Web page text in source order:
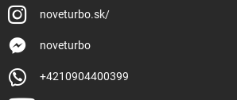
noveturbo.sk/
noveturbo
+4210904400399